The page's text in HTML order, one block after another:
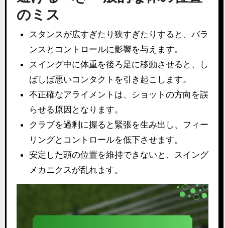
のミス
スタンスが広すぎたり狭すぎたりすると、バラ
ンスとコントロールに影響を与えます。
スイング中に体重を後ろ足に移動させると、し
ばしば悪いコンタクトを引き起こします。
不正確なアライメントは、ショットの方向を誤
らせる原因となります。
クラブを過剰に握ると緊張を生み出し、フィー
リングとコントロールを低下させます。
安定した頭の位置を維持できないと、スイング
メカニクスが乱れます。